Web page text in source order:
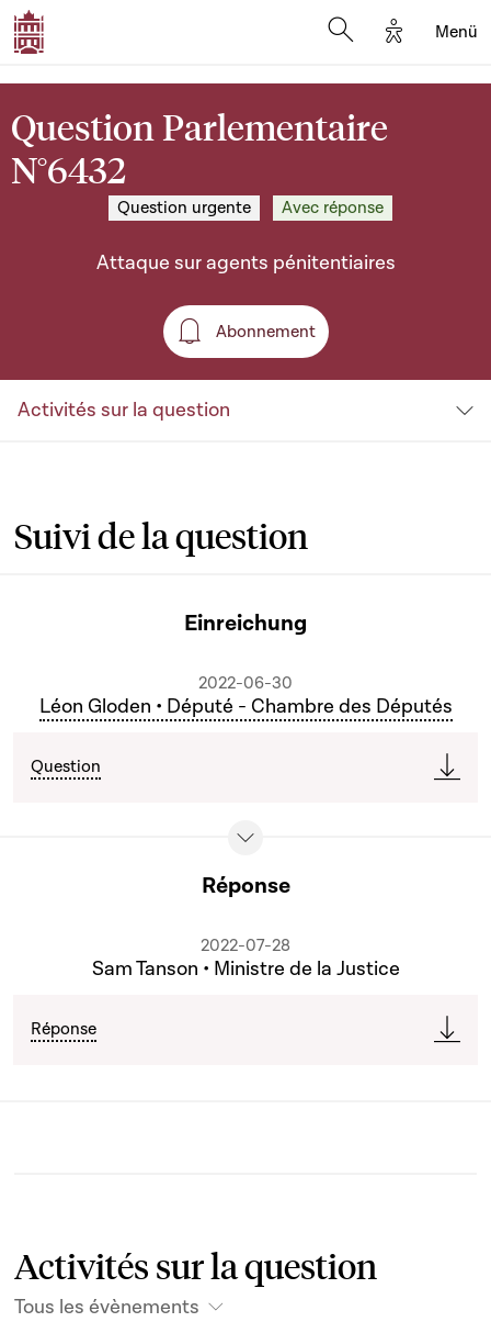
Options
Menü
Question Parlementaire
N°6432
Question urgente Avec réponse
Attaque sur agents pénitentiaires
Abonnement
Abonnement
Activités sur la question
Suivi de la question
Einreichung
2022-06-30
Léon Gloden • Député - Chambre des Députés
Question
Réponse
2022-07-28
Sam Tanson • Ministre de la Justice
Réponse
Activités sur la question
Tous les évènements